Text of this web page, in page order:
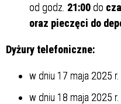
od godz. 21:00 do
oraz pieczęci do
Dyżury telefoniczne:
w dniu 17 maja 2025 r.
w dniu 18 maja 2025 r.